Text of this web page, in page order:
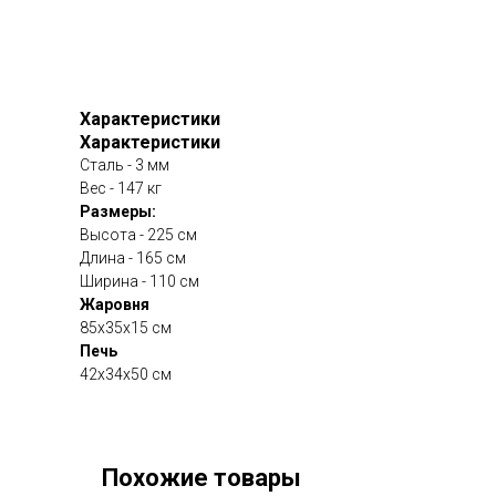
Характеристики
Характеристики
Сталь - 3 мм
Вес - 147 кг
Размеры:
Высота - 225 см
Длина - 165 см
Ширина - 110 см
Жаровня
85х35х15 см
Печь
42х34х50 см
Похожие товары